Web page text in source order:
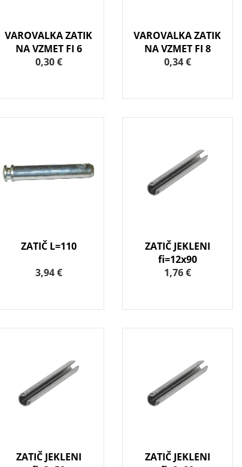
VAROVALKA ZATIK
NA VZMET FI 6
0,30 €
VAROVALKA ZATIK
NA VZMET FI 8
0,34 €
ZATIČ L=110
3,94 €
ZATIČ JEKLENI
fi=12x90
1,76 €
ZATIČ JEKLENI
ZATIČ JEKLENI